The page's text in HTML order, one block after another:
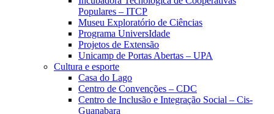
Populares – ITCP
Museu Exploratório de Ciências
Programa UniversIdade
Projetos de Extensão
Unicamp de Portas Abertas – UPA
Cultura e esporte
Casa do Lago
Centro de Convenções – CDC
Centro de Inclusão e Integração Social – Cis-
Guanabara